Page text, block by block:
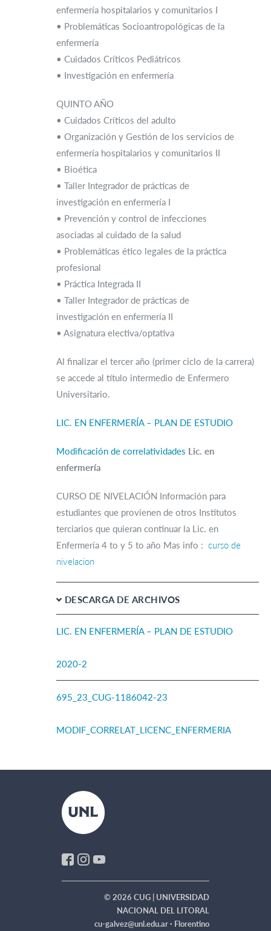
enfermería hospitalarios y comunitarios I
• Problemáticas Socioantropológicas de la
enfermería
• Cuidados Críticos Pediátricos
• Investigación en enfermería
QUINTO AÑO
• Cuidados Críticos del adulto
• Organización y Gestión de los servicios de
enfermería hospitalarios y comunitarios II
• Bioética
• Taller Integrador de prácticas de
investigación en enfermería I
• Prevención y control de infecciones
asociadas al cuidado de la salud
• Problemáticas ético legales de la práctica
profesional
• Práctica Integrada II
• Taller Integrador de prácticas de
investigación en enfermería II
• Asignatura electiva/optativa
Al finalizar el tercer año (primer ciclo de la carrera)
se accede al título intermedio de Enfermero
Universitario.
LIC. EN ENFERMERÍA – PLAN DE ESTUDIO
Modificación de correlatividades Lic. en
enfermería
CURSO DE NIVELACIÓN Información para
estudiantes que provienen de otros Institutos
terciarios que quieran continuar la Lic. en
Enfermería 4 to y 5 to año Mas info : curso de
nivelacion
DESCARGA DE ARCHIVOS
LIC. EN ENFERMERÍA – PLAN DE ESTUDIO
2020-2
695_23_CUG-1186042-23
MODIF_CORRELAT_LICENC_ENFERMERIA
© 2026 CUG | UNIVERSIDAD
NACIONAL DEL LITORAL
cu-galvez@unl.edu.ar · Florentino